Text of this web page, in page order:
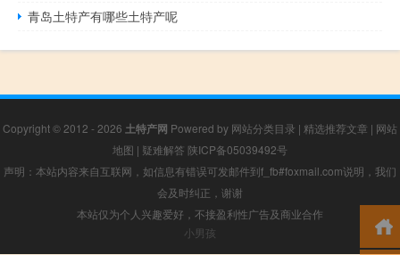
青岛土特产有哪些土特产呢
Copyright © 2012 - 2026 土特产网 Powered by 网站分类目录 | 精选推荐文章 | 网站
地图 | 疑难解答 陕ICP备05039492号
声明：本站内容来自互联网，如信息有错误可发邮件到f_fb#foxmail.com说明，我们
会及时纠正，谢谢
本站仅为个人兴趣爱好，不接盈利性广告及商业合作
小男孩